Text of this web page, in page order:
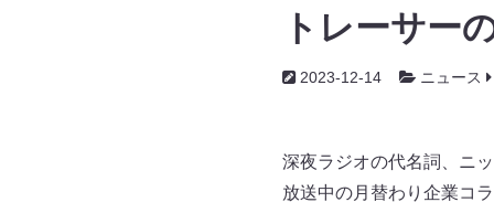
トレーサー
2023-12-14 ニュース
深夜ラジオの代名詞、ニ
放送中の月替わり企業コ